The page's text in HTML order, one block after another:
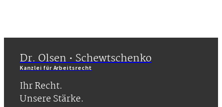
Dr. Olsen • Schewtschenko
Kanzlei für Arbeitsrecht
Ihr Recht.
Unsere Stärke.